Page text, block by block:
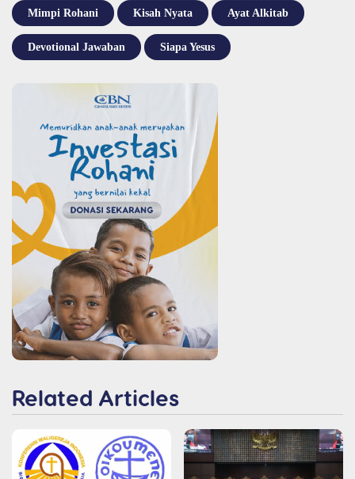
Mimpi Rohani Kisah Nyata Ayat Alkitab
Devotional Jawaban Siapa Yesus
Related Articles